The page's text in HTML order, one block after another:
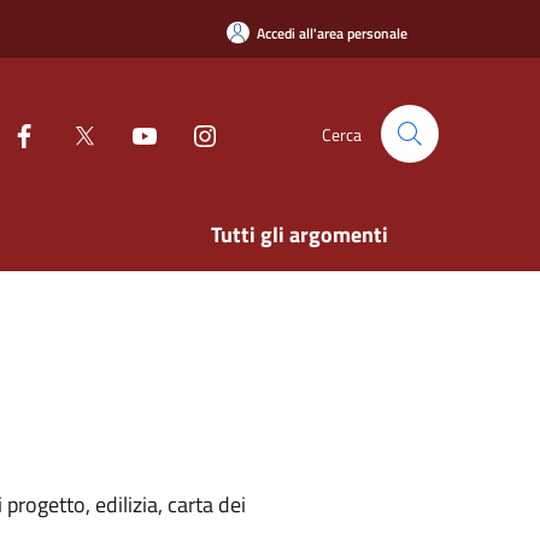
Accedi all'area personale
Cerca
Tutti gli argomenti
edilizia, carta dei